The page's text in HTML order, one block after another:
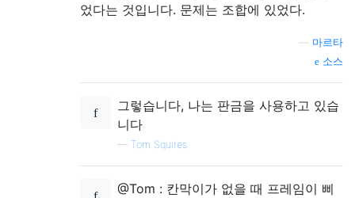
었다는 것입니다. 문제는 조합에 있었다.
마르타
소스
그렇습니다, 나는 판금을 사용하고 있습
니다
— Tom Squires
@Tom : 칸막이가 없을 때 프레임이 삐